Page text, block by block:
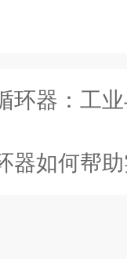
器：工业
如何帮助实验